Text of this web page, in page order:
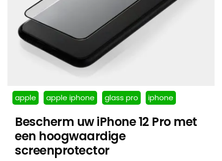
apple apple iphone glass pro iphone
Bescherm uw iPhone 12 Pro met
een hoogwaardige
screenprotector